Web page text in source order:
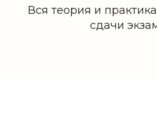
Вся теория и
сдачи